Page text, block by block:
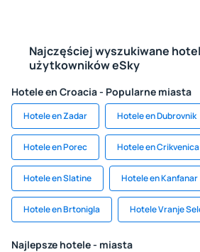
Najczęściej wyszukiwane
użytkowników eSky
Hotele en Croacia - Popularne miasta
Hotele en Zadar Hotele en Dubrovnik
Hotele en Porec Hotele en Crikvenica
Hotele en Slatine Hotele en Kanfanar
Hotele en Brtonigla Hotele Vranje
Najlepsze hotele - miasta